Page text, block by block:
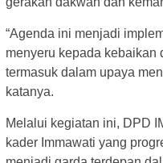
“Agenda ini menjadi
menyeru kepada kebaikan
termasuk dalam upaya
katanya.
Melalui kegiatan ini, DPD
kader Immawati yang